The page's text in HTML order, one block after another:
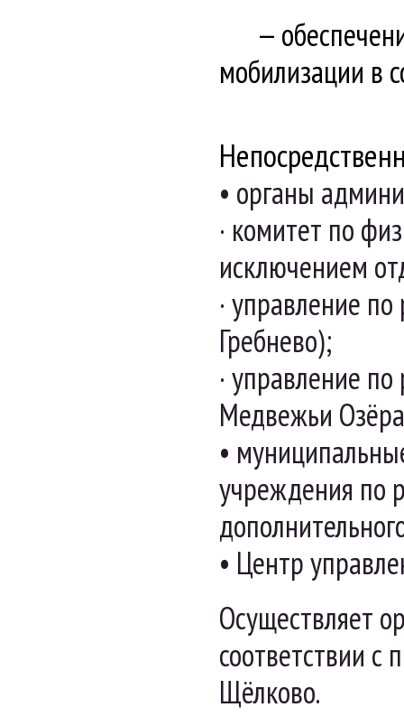
мобилизации в
• органы
· комитет по
исключением
· управление
Гребнево);
· управление
Медвежьи
•
учреждения по
• Центр
Осуществляет
соответствии с
Щёлково.